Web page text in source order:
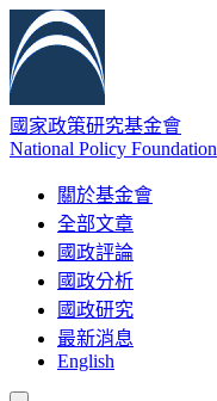
國家政策研究基金會
National Policy Foundation
關於基金會
全部文章
國政評論
國政分析
國政研究
最新消息
English